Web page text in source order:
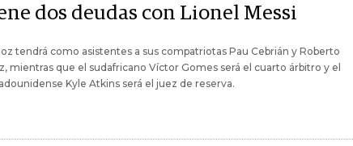
dos deudas con Lionel Messi
tendrá como asistentes a sus compatriotas Pau Cebrián y Roberto
mientras que el sudafricano Víctor Gomes será el cuarto árbitro y el
Kyle Atkins será el juez de reserva.